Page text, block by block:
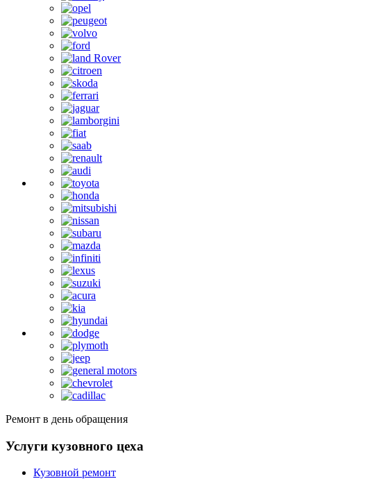
Ремонт в день обращения
Услуги кузовного цеха
Кузовной ремонт